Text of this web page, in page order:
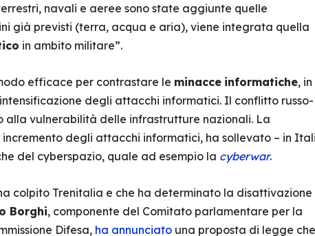
navali e aeree sono state aggiunte quelle
già previsti (terra, acqua e aria), viene integrata quella
in ambito militare”.
efficace per contrastare le minacce informatiche, in
degli attacchi informatici. Il conflitto russo-
alla vulnerabilità delle infrastrutture nazionali. La
degli attacchi informatici, ha sollevato – in
del cyberspazio, quale ad esempio la cyberwar.
colpito Trenitalia e che ha determinato la disattivazione
Borghi, componente del Comitato parlamentare per la
Difesa, ha annunciatouna proposta di legge che